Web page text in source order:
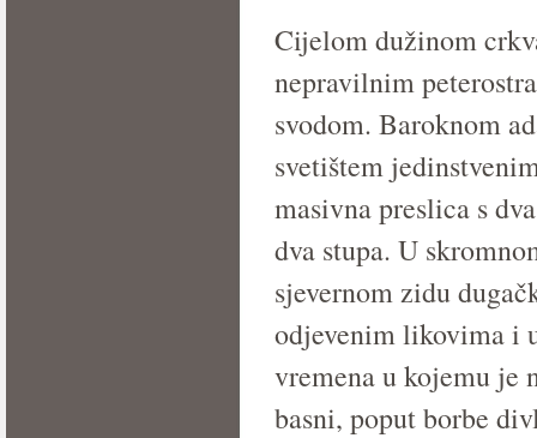
Cijelom dužinom
nepravilnim
svodom. Baroknom
svetištem
masivna preslica s
dva stupa. U
sjevernom zidu
odjevenim likovima i
vremena u kojemu je
basni, poput borbe